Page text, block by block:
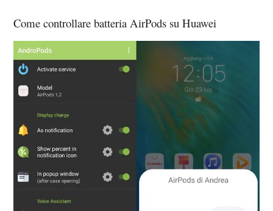
Come controllare batteria AirPods su Huawei